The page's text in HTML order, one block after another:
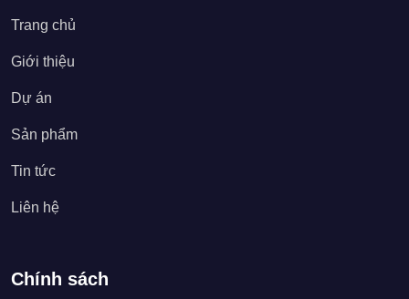
Trang chủ
Giới thiệu
Dự án
Sản phẩm
Tin tức
Liên hệ
Chính sách